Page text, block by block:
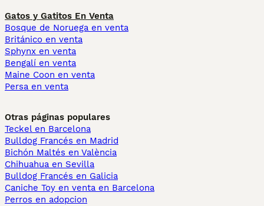
Gatos y Gatitos En Venta
Bosque de Noruega en venta
Británico en venta
Sphynx en venta
Bengalí en venta
Maine Coon en venta
Persa en venta
Otras páginas populares
Teckel en Barcelona
Bulldog Francés en Madrid
Bichón Maltés en València
Chihuahua en Sevilla
Bulldog Francés en Galicia
Caniche Toy en venta en Barcelona
Perros en adopcion